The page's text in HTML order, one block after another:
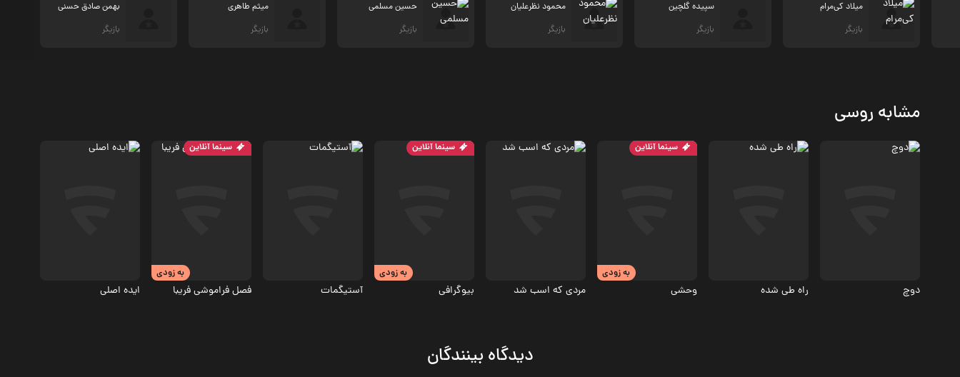
میلاد کی‌مرام
بازیگر
سپیده گلچین
بازیگر
محمود نظرعلیان
بازیگر
حسین مسلمی
بازیگر
میثم طاهری
بازیگر
بهمن صادق حسنی
بازیگر
مشابه روسی
دوچ راه طی‌ شده
سینما آنلاین
به زودی
وحشی مردی که اسب شد
سینما آنلاین
به زودی
بیوگرافی آستیگمات
سینما آنلاین
به زودی
فصل فراموشی فریبا ایده اصلی
دیدگاه بینندگان